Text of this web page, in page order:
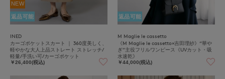
NEW
返品可能
INED
カーゴポケットスカート ｜ 360度美しく、
軽やかな大人上品ストレート ストレッチ/
軽量/手洗い可/カーゴポケット
￥26,400(税込)
返品可能
M Maglie le cassetto
《M Maglie le cassetto×吉田理紗》“華や
ぎ”主役フリルワンピース《UVカット・吸
水速乾》
￥44,000(税込)